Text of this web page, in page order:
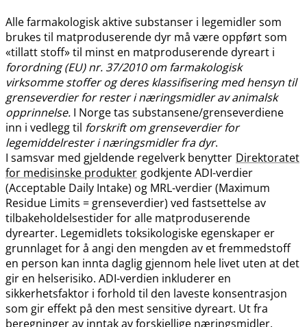
Alle farmakologisk aktive substanser i legemidler som
brukes til matproduserende dyr må være oppført som
«tillatt stoff» til minst en matproduserende dyreart i
forordning (EU) nr. 37/2010 om farmakologisk
virksomme stoffer og deres klassifisering med hensyn til
grenseverdier for rester i næringsmidler av animalsk
opprinnelse. I Norge tas substansene​/​grenseverdiene
inn i vedlegg til forskrift om grenseverdier for
legemiddelrester i næringsmidler fra dyr.
I samsvar med gjeldende regelverk benytter Direktoratet
for medisinske produkter godkjente ADI-verdier
(Acceptable Daily Intake) og MRL-verdier (Maximum
Residue Limits = grenseverdier) ved fastsettelse av
tilbakeholdelsestider for alle matproduserende
dyrearter. Legemidlets toksikologiske egenskaper er
grunnlaget for å angi den mengden av et fremmedstoff
en person kan innta daglig gjennom hele livet uten at det
gir en helserisiko. ADI-verdien inkluderer en
sikkerhetsfaktor i forhold til den laveste konsentrasjon
som gir effekt på den mest sensitive dyreart. Ut fra
beregninger av inntak av forskjellige næringsmidler,